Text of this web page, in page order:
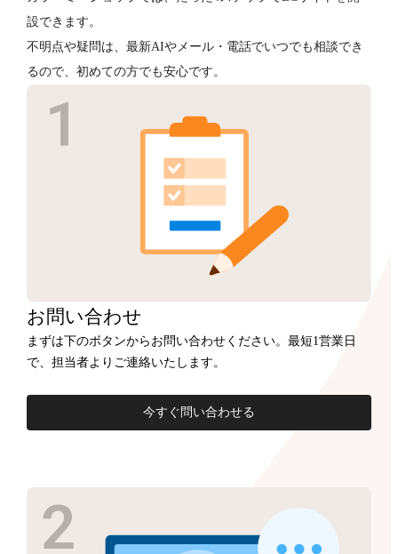
設できます。
不明点や疑問は、最新AIやメール・電話でいつでも相談でき
るので、初めての方でも安心です。
お問い合わせ
まずは下のボタンからお問い合わせください。最短1営業日
で、担当者よりご連絡いたします。
今すぐ問い合わせる